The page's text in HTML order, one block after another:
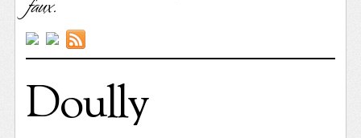
faux.
Doully